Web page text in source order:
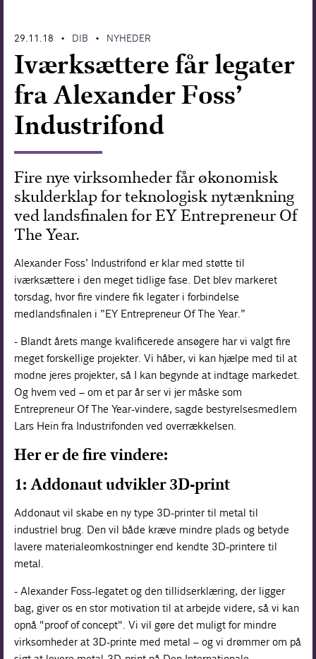
29.11.18 • DIB • NYHEDER
Iværksættere får legater
fra Alexander Foss’
Industrifond
Fire nye virksomheder får økonomisk
skulderklap for teknologisk nytænkning
ved landsfinalen for EY Entrepreneur Of
The Year.
Alexander Foss’ Industrifond er klar med støtte til
iværksættere i den meget tidlige fase. Det blev markeret
torsdag, hvor fire vindere fik legater i forbindelse
medlandsfinalen i ”EY Entrepreneur Of The Year.”
- Blandt årets mange kvalificerede ansøgere har vi valgt fire
meget forskellige projekter. Vi håber, vi kan hjælpe med til at
modne jeres projekter, så I kan begynde at indtage markedet.
Og hvem ved – om et par år ser vi jer måske som
Entrepreneur Of The Year-vindere, sagde bestyrelsesmedlem
Lars Hein fra Industrifonden ved overrækkelsen.
Her er de fire vindere:
1: Addonaut udvikler 3D-print
Addonaut vil skabe en ny type 3D-printer til metal til
industriel brug. Den vil både kræve mindre plads og betyde
lavere materialeomkostninger end kendte 3D-printere til
metal.
- Alexander Foss-legatet og den tillidserklæring, der ligger
bag, giver os en stor motivation til at arbejde videre, så vi kan
opnå "proof of concept". Vi vil gøre det muligt for mindre
virksomheder at 3D-printe med metal – og vi drømmer om på